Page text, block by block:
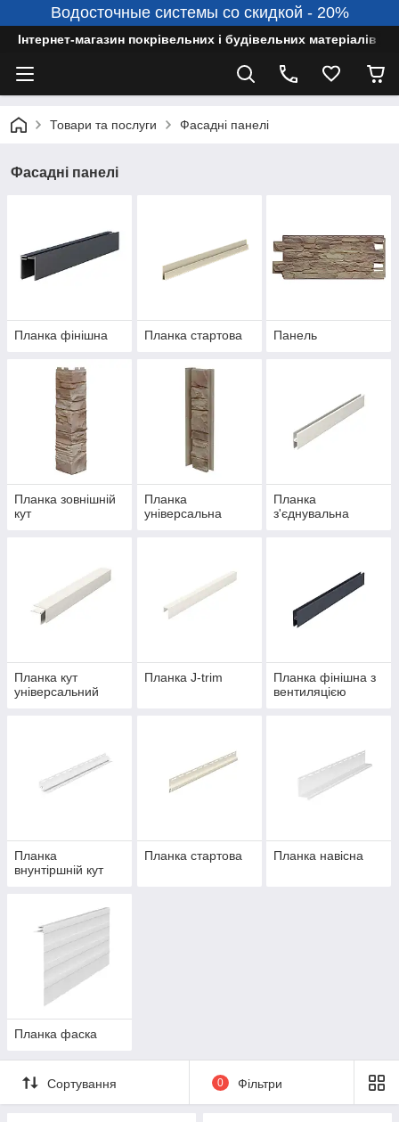
Водосточные системы со скидкой - 20%
Інтернет-магазин покрівельних і будівельних матеріалів
Товари та послуги Фасадні панелі
Фасадні панелі
Планка фінішна Планка стартова Панель
Планка зовнішній
кут
Планка
універсальна
Планка
з'єднувальна
Планка кут
універсальний
Планка J-trim
Планка фінішна з
вентиляцією
Планка
внунтіршній кут
Планка стартова Планка навісна
Планка фаска
Сортування 0 Фільтри